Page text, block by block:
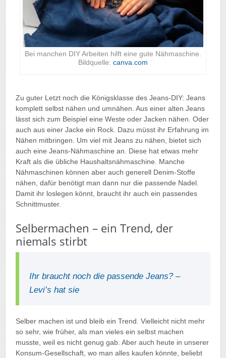
Bei manchen DIY Arbeiten hilft eine gute Nähmaschine.
Bildquelle: canva.com
Zu guter Letzt noch die Königsklasse des Jeans-DIY: Jeans
komplett selbst nähen und umnähen. Aus einer alten Jeans
lässt sich zum Beispiel eine Weste oder Jacken nähen. Oder
auch aus einer Jacke ein Rock. Dazu müsst ihr Erfahrung im
Nähen mitbringen. Um viel mit Jeans zu nähen, bietet sich
auch eine Jeans-Nähmaschine an. Diese hat etwas mehr
Kraft als die übliche Haushaltsnähmaschine. Manche
Nähmaschinen können aber auch generell Denim-Stoffe
nähen, dafür benötigt man dann nur die passende Nadel.
Damit ihr loslegen könnt, braucht ihr auch ein passendes
Schnittmuster.
Selbermachen – ein Trend, der
niemals stirbt
Ihr braucht noch die passende Jeans? –
Levi’s hat sie
Selber machen ist und bleib ein Trend. Vielleicht nicht mehr
so sehr, wie früher, als man vieles ein selbst machen
musste, weil es nicht genug gab. Aber auch heute in unserer
Konsum-Gesellschaft, wo man alles kaufen könnte, beliebt